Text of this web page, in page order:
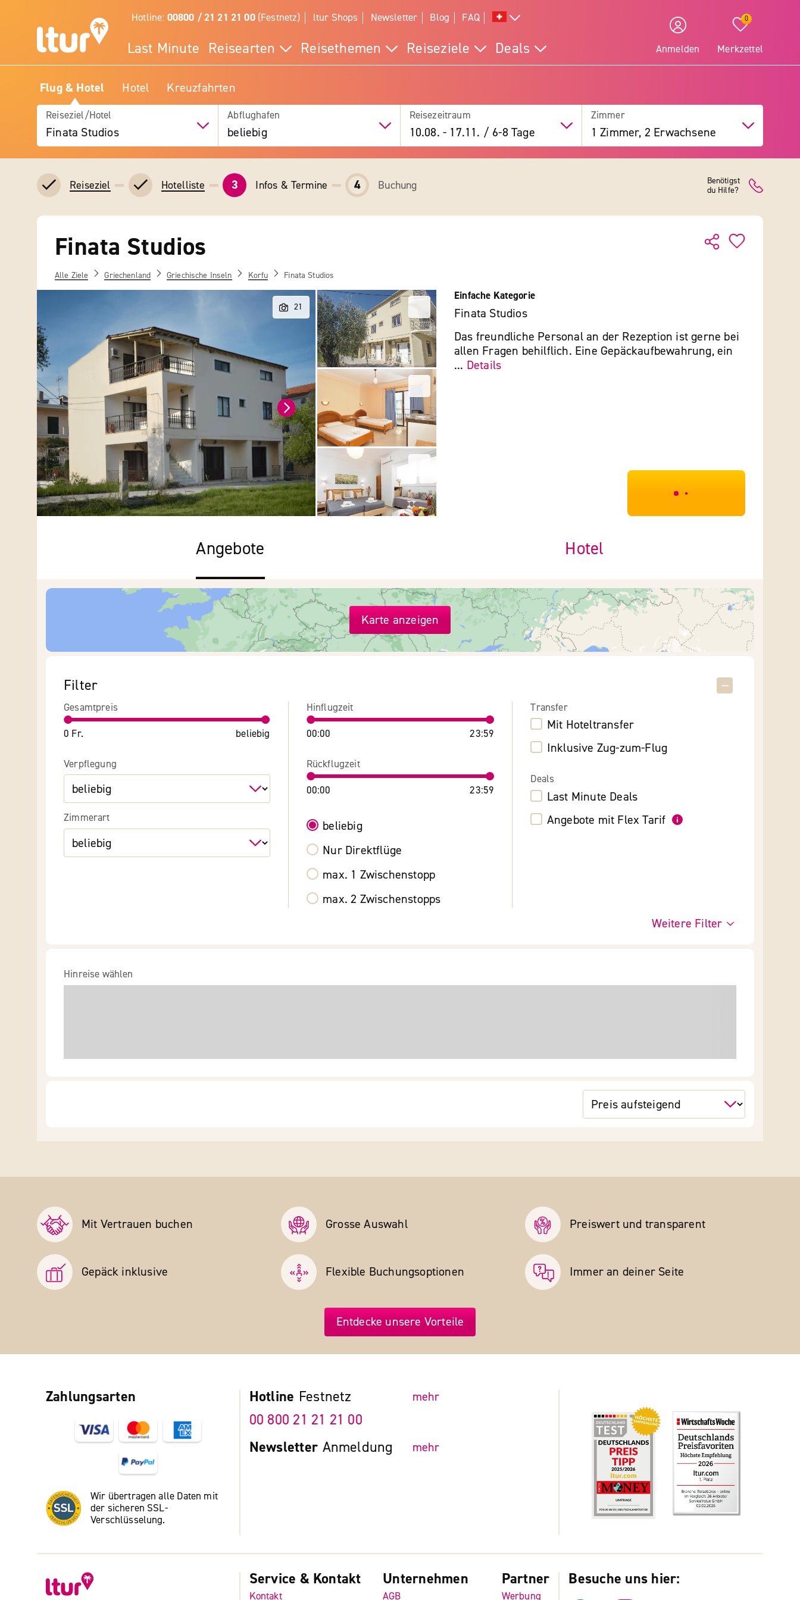
Hotline: 00800 / 21 21 21 00(Festnetz) ltur Shops Newsletter Blog FAQ
Last Minute Reisearten Reisethemen Reiseziele Deals Anmelden
0
Merkzettel
Flug & Hotel Hotel Kreuzfahrten
Reiseziel/Hotel
Finata Studios
Abflughafen
beliebig
Reisezeitraum
10.08. - 17.11. / 6-8 Tage
Zimmer
1 Zimmer, 2 Erwachsene
Reiseziel Hotelliste 3 Infos & Termine 4 Buchung
Benötigst
du Hilfe?
Finata Studios
Alle Ziele Griechenland Griechische Inseln Korfu Finata Studios
Einfache Kategorie
Finata Studios
Das freundliche Personal an der Rezeption ist gerne bei
allen Fragen behilflich. Eine Gepäckaufbewahrung, ein
... Details
***************
Angebote Hotel
Karte anzeigen
Filter
Gesamtpreis
0 Fr. beliebig
Verpflegung
Zimmerart
Hinflugzeit
00:00 23:59
Rückflugzeit
00:00 23:59
beliebig
Nur Direktflüge
max. 1 Zwischenstopp
max. 2 Zwischenstopps
Transfer
Mit Hoteltransfer
Inklusive Zug-zum-Flug
Deals
Last Minute Deals
Angebote mit Flex Tarif
Weitere Filter
Hinreise wählen
Mit Vertrauen buchen Grosse Auswahl Preiswert und transparent
Gepäck inklusive Flexible Buchungs­optionen Immer an deiner Seite
Entdecke unsere Vorteile
Zahlungsarten
Wir übertragen alle Daten mit
der sicheren SSL-
Verschlüsselung.
Hotline Festnetz mehr
00 800 21 21 21 00
Newsletter Anmeldung mehr
Service & Kontakt
Kontakt
Unternehmen
AGB
Partner
Werbung
Besuche uns hier: